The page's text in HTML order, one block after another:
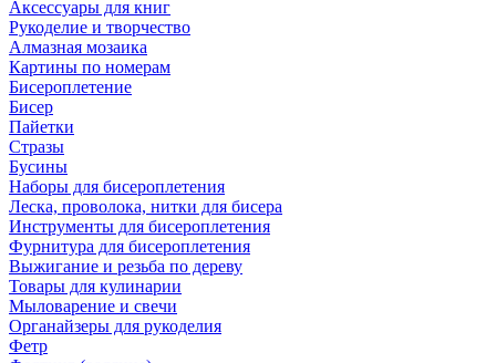
Аксессуары для книг
Рукоделие и творчество
Алмазная мозаика
Картины по номерам
Бисероплетение
Бисер
Пайетки
Стразы
Бусины
Наборы для бисероплетения
Леска, проволока, нитки для бисера
Инструменты для бисероплетения
Фурнитура для бисероплетения
Выжигание и резьба по дереву
Товары для кулинарии
Мыловарение и свечи
Органайзеры для рукоделия
Фетр